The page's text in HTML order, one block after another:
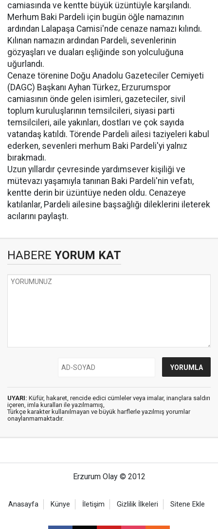
camiasında ve kentte büyük üzüntüyle karşılandı.
Merhum Baki Pardeli için bugün öğle namazının
ardından Lalapaşa Camisi'nde cenaze namazı kılındı.
Kılınan namazın ardından Pardeli, sevenlerinin
gözyaşları ve duaları eşliğinde son yolculuğuna
uğurlandı.
Cenaze törenine Doğu Anadolu Gazeteciler Cemiyeti
(DAGC) Başkanı Ayhan Türkez, Erzurumspor
camiasının önde gelen isimleri, gazeteciler, sivil
toplum kuruluşlarının temsilcileri, siyasi parti
temsilcileri, aile yakınları, dostları ve çok sayıda
vatandaş katıldı. Törende Pardeli ailesi taziyeleri kabul
ederken, sevenleri merhum Baki Pardeli'yi yalnız
bırakmadı.
Uzun yıllardır çevresinde yardımsever kişiliği ve
mütevazı yaşamıyla tanınan Baki Pardeli'nin vefatı,
kentte derin bir üzüntüye neden oldu. Cenazeye
katılanlar, Pardeli ailesine başsağlığı dileklerini ileterek
acılarını paylaştı.
HABERE YORUM KAT
UYARI: Küfür, hakaret, rencide edici cümleler veya imalar, inançlara saldırı
içeren, imla kuralları ile yazılmamış,
Türkçe karakter kullanılmayan ve büyük harflerle yazılmış yorumlar
onaylanmamaktadır.
Erzurum Olay © 2012
Anasayfa Künye İletişim Gizlilik İlkeleri Sitene Ekle